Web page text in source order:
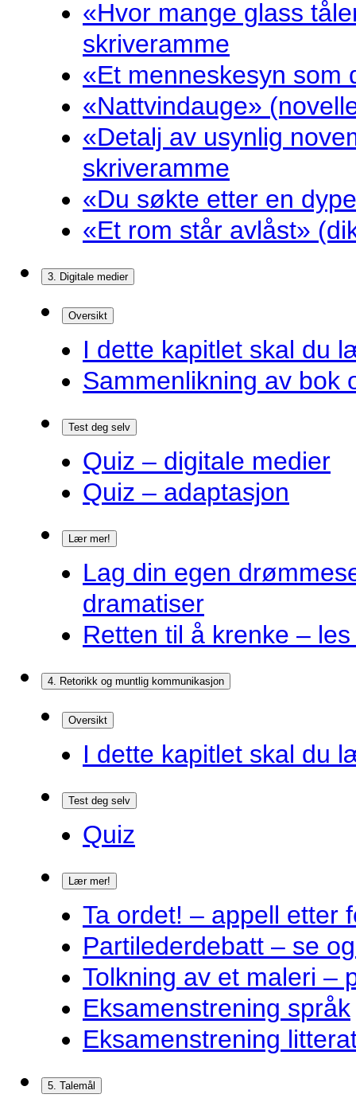
«Hvor mange glass
skriveramme
«Et menneskesyn som
«Nattvindauge»
«Detalj av usynlig
skriveramme
«Du søkte etter en
«Et rom står avlåst»
3. Digitale medier
Oversikt
I dette kapitlet skal du
Sammenlikning av bok
Test deg selv
Quiz – digitale medier
Quiz – adaptasjon
Lær mer!
Lag din egen
dramatiser
Retten til å krenke –
4. Retorikk og muntlig kommunikasjon
Oversikt
I dette kapitlet skal du
Test deg selv
Quiz
Lær mer!
Ta ordet! – appell etter
Partilederdebatt – se
Tolkning av et maleri –
Eksamenstrening språk
Eksamenstrening
5. Talemål